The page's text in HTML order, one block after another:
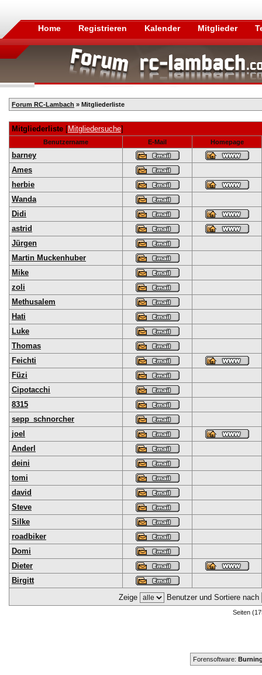
Home Registrieren Kalender Mitglieder
Forum RC-Lambach » Mitgliederliste
Mitgliederliste [Mitgliedersuche]
Benutzername E-Mail Homepage
barney
Ames
herbie
Wanda
Didi
astrid
Jürgen
Martin Muckenhuber
Mike
zoli
Methusalem
Hati
Luke
Thomas
Feichti
Füzi
Cipotacchi
8315
sepp_schnorcher
joel
Anderl
deini
tomi
david
Steve
Silke
roadbiker
Domi
Dieter
Birgitt
Zeige
Benutzer und Sortiere nach
Seiten
Forensoftware: